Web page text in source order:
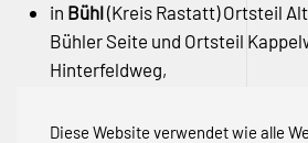
Diese Website verwendet wie alle
in Bühl(Kreis Rastatt) Ortsteil
Bühler Seite und Ortsteil
Hinterfeldweg,
Friedhofstraße und